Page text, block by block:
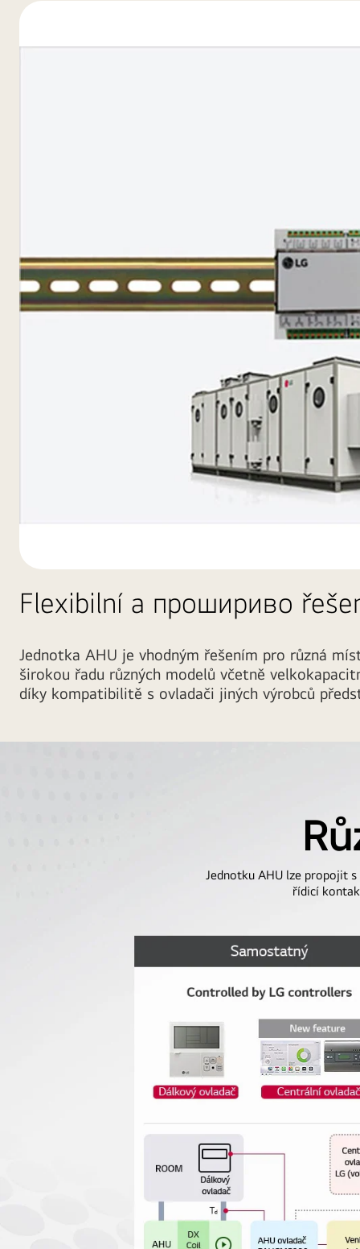
přiváděného vzduchu nebo vratného vzduchu.
Flexibilní a прошириво
Jednotka AHU je vhodným řešením pro různá
širokou řadu různých modelů včetně
díky kompatibilitě s ovladači jiných výrobců
Jednotku AHU lze propojit
řídicí